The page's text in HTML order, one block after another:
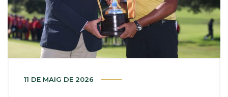
11 DE MAIG DE 2026